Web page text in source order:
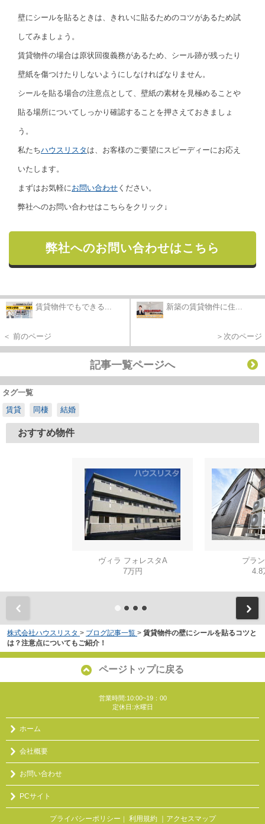
壁にシールを貼るときは、きれいに貼るためのコツがあるため試
してみましょう。
賃貸物件の場合は原状回復義務があるため、シール跡が残ったり
壁紙を傷つけたりしないようにしなければなりません。
シールを貼る場合の注意点として、壁紙の素材を見極めることや
貼る場所についてしっかり確認することを押さえておきましょ
う。
私たちハウスリスタ は、お客様のご要望にスピーディーにお応え
いたします。
まずはお気軽にお問い合わせ ください。
弊社へのお問い合わせはこちらをクリック↓
弊社へのお問い合わせはこちら
賃貸物件でもできる...
＜ 前のページ
新築の賃貸物件に住...
＞次のページ
記事一覧ページへ
タグ一覧
賃貸
同棲 結婚
おすすめ物件
ヴィラ フォレスタA
7万円
プラ
4.8
株式会社ハウスリスタ > ブログ記事一覧 > 賃貸物件の壁にシールを貼るコツと
は？注意点についてもご紹介！
ページトップに戻る
営業時間:10:00~19：00
定休日:水曜日
ホーム
会社概要
お問い合わせ
PCサイト
プライバシーポリシー ｜ 利用規約 ｜アクセスマップ